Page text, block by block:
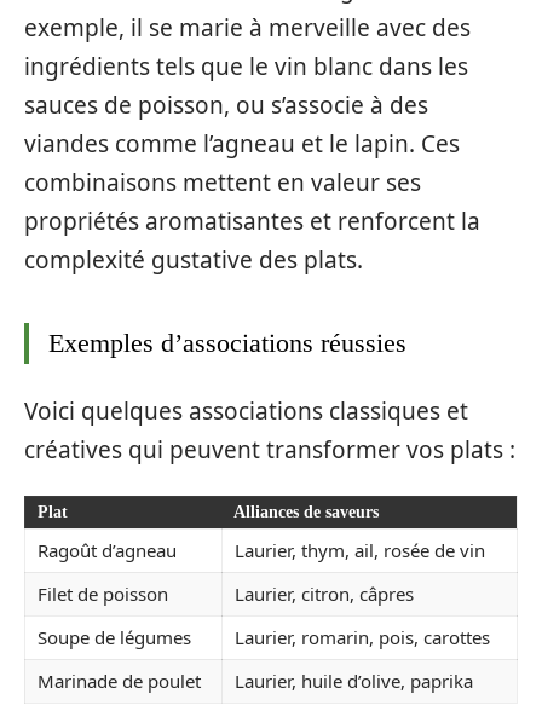
exemple, il se marie à merveille avec des
ingrédients tels que le vin blanc dans les
sauces de poisson, ou s’associe à des
viandes comme l’agneau et le lapin. Ces
combinaisons mettent en valeur ses
propriétés aromatisantes et renforcent la
complexité gustative des plats.
Exemples d’associations réussies
Voici quelques associations classiques et
créatives qui peuvent transformer vos plats :
Plat Alliances de saveurs
Ragoût d’agneau
Laurier, thym, ail, rosée de vin
Filet de poisson
Laurier, citron, câpres
Soupe de légumes
Laurier, romarin, pois, carottes
Marinade de poulet
Laurier, huile d’olive, paprika